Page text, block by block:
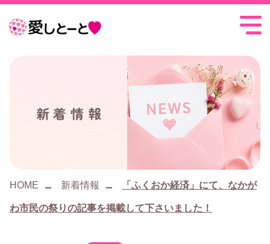
愛
新着情報
HOME 新着情報 「ふくおか経済」にて、なかが
わ市民の祭りの記事を掲載して下さいました！